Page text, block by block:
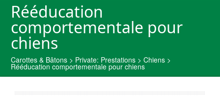
Rééducation
comportementale pour
chiens
Carottes & Bâtons > Private: Prestations >Chiens >
Rééducation comportementale pour chiens